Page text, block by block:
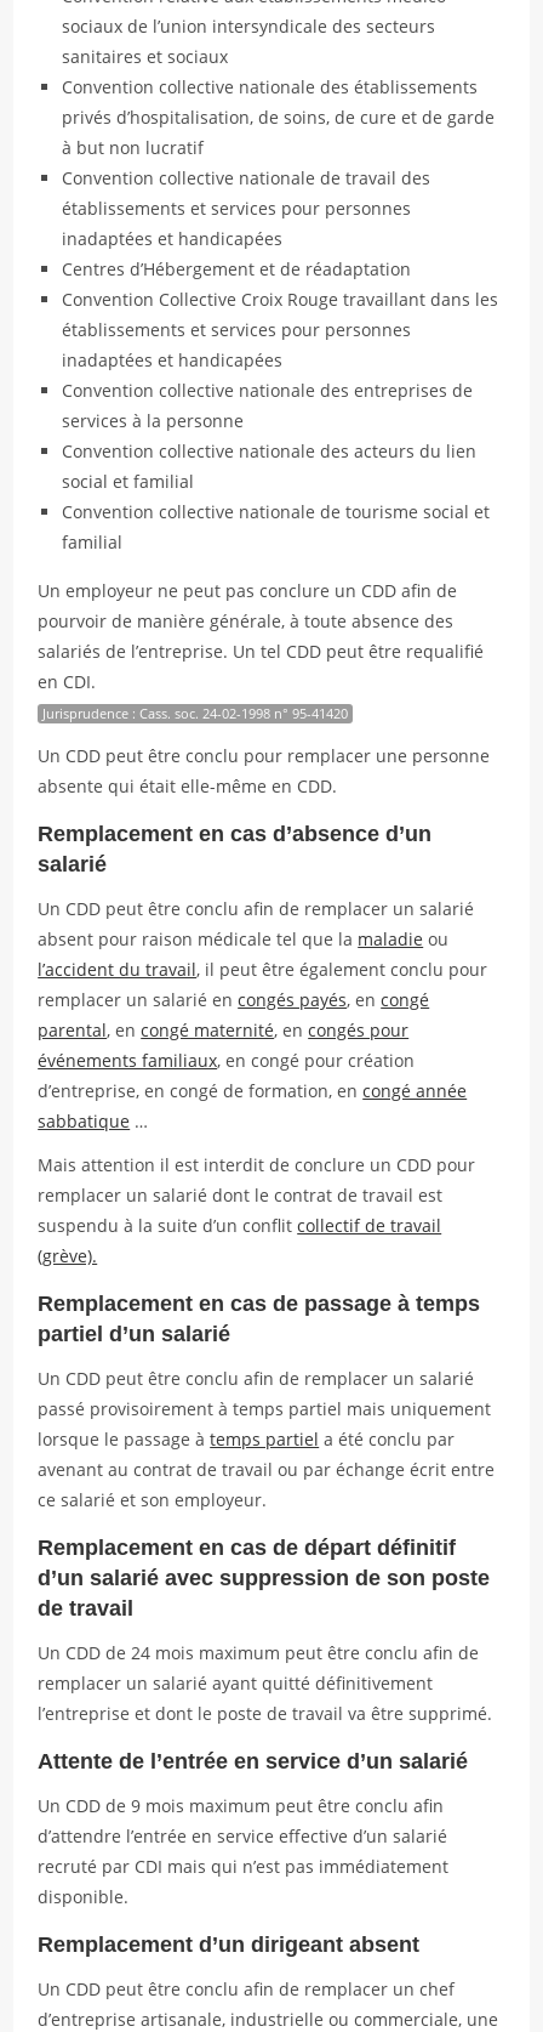
sociaux de l’union intersyndicale des secteurs
sanitaires et sociaux
Convention collective nationale des établissements
privés d’hospitalisation, de soins, de cure et de garde
à but non lucratif
Convention collective nationale de travail des
établissements et services pour personnes
inadaptées et handicapées
Centres d’Hébergement et de réadaptation
Convention Collective Croix Rouge travaillant dans les
établissements et services pour personnes
inadaptées et handicapées
Convention collective nationale des entreprises de
services à la personne
Convention collective nationale des acteurs du lien
social et familial
Convention collective nationale de tourisme social et
familial
Un employeur ne peut pas conclure un CDD afin de
pourvoir de manière générale, à toute absence des
salariés de l’entreprise. Un tel CDD peut être requalifié
en CDI.
Jurisprudence : Cass. soc. 24-02-1998 n° 95-41420
Un CDD peut être conclu pour remplacer une personne
absente qui était elle-même en CDD.
Remplacement en cas d’absence d’un
salarié
Un CDD peut être conclu afin de remplacer un salarié
absent pour raison médicale tel que la maladie ou
l’accident du travail, il peut être également conclu pour
remplacer un salarié encongés payés, encongé
parental, encongé maternité, encongés pour
événements familiaux, en congé pour création
d’entreprise, en congé de formation, encongé année
sabbatique …
Mais attention il est interdit de conclure un CDD pour
remplacer un salarié dont le contrat de travail est
suspendu à la suite d’un conflitcollectif de travail
(grève).
Remplacement en cas de passage à temps
partiel d’un salarié
Un CDD peut être conclu afin de remplacer un salarié
passé provisoirement à temps partiel mais uniquement
lorsque le passage àtemps partiel a été conclu par
avenant au contrat de travail ou par échange écrit entre
ce salarié et son employeur.
Remplacement en cas de départ définitif
d’un salarié avec suppression de son poste
de travail
Un CDD de 24 mois maximum peut être conclu afin de
remplacer un salarié ayant quitté définitivement
l’entreprise et dont le poste de travail va être supprimé.
Attente de l’entrée en service d’un salarié
Un CDD de 9 mois maximum peut être conclu afin
d’attendre l’entrée en service effective d’un salarié
recruté par CDI mais qui n’est pas immédiatement
disponible.
Remplacement d’un dirigeant absent
Un CDD peut être conclu afin de remplacer un chef
d’entreprise artisanale, industrielle ou commerciale, une